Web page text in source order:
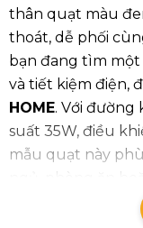
thân quạt màu
thoát, dễ phối
bạn đang tìm một
và tiết kiệm điện,
HOME. Với đường
suất 35W, điều
mẫu quạt này
ngủ, phòng ăn